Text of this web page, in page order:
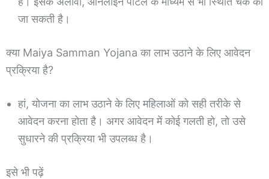
जा सकती है।
क्या Maiya Samman Yojana का लाभ उठाने के लिए आवेदन
प्रक्रिया है?
हां, योजना का लाभ उठाने के लिए महिलाओं को सही तरीके से
आवेदन करना होता है। अगर आवेदन में कोई गलती हो, तो उसे
सुधारने की प्रक्रिया भी उपलब्ध है।
इसे भी पढ़ें